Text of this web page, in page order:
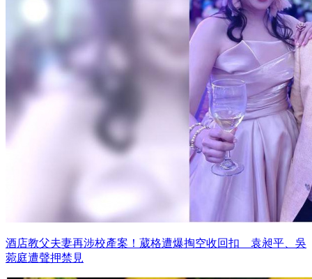
酒店教父夫妻再涉校產案！葳格遭爆掏空收回扣 袁昶平、吳
菀庭遭聲押禁見